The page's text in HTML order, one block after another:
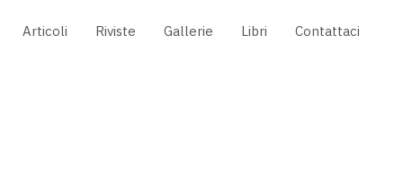
Articoli Riviste Gallerie Libri Contattaci